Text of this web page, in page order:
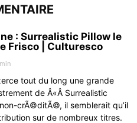
: Surrealistic Pillow le
Frisco | Culturesco
tout du long une grande
de Â«Â Surrealistic
crÃ©ditÃ©, il semblerait qu’il
sur de nombreux titres.